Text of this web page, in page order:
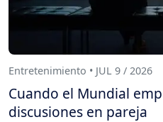
Entretenimiento • JUL 9 / 2026
Cuando el Mundial
discusiones en pareja